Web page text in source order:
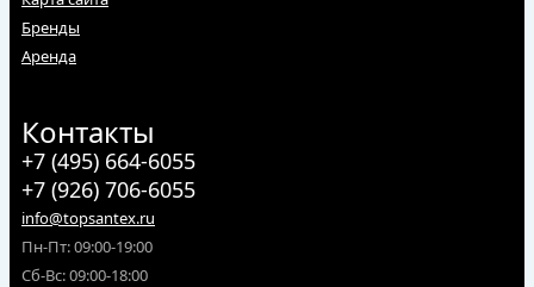
Бренды
Аренда
Контакты
+7 (495) 664-6055
+7 (926) 706-6055
info@topsantex.ru
Пн-Пт: 09:00-19:00
Сб-Вс: 09:00-18:00